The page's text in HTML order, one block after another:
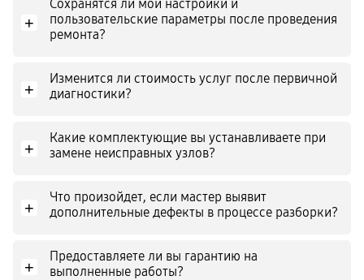
+
Сохранятся ли мои настройки и
пользовательские параметры после проведения
ремонта?
+
Изменится ли стоимость услуг после первичной
диагностики?
+
Какие комплектующие вы устанавливаете при
замене неисправных узлов?
+
Что произойдет, если мастер выявит
дополнительные дефекты в процессе разборки?
+
Предоставляете ли вы гарантию на
выполненные работы?